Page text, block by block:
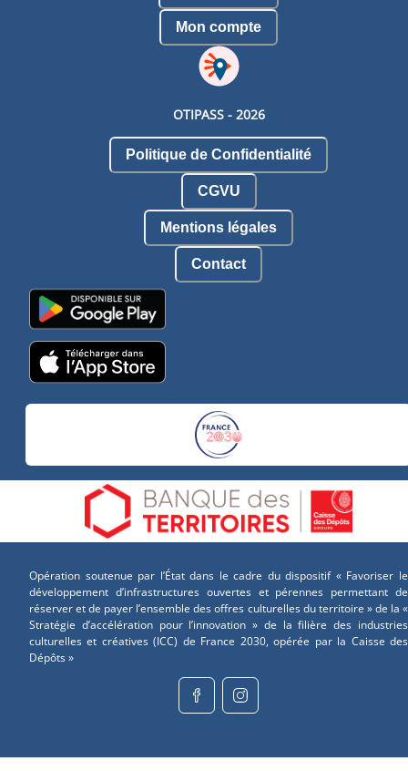
Mon compte
OTIPASS - 2026
Politique de Confidentialité
CGVU
Mentions légales
Contact
Opération soutenue par l’État dans le cadre du dispositif « Favoriser le
développement d’infrastructures ouvertes et pérennes permettant de
réserver et de payer l’ensemble des offres culturelles du territoire » de la «
Stratégie d’accélération pour l’innovation » de la filière des industries
culturelles et créatives (ICC) de France 2030, opérée par la Caisse des
Dépôts »